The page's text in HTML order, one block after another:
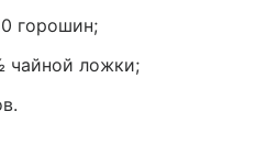
горошин;
ложки;